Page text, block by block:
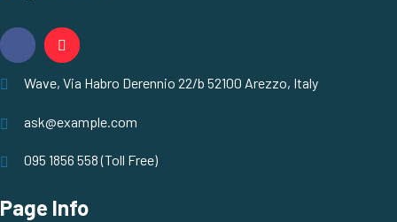
Wave, Via Habro Derennio 22/b 52100 Arezzo, Italy
ask@example.com
095 1856 558 (Toll Free)
Page Info